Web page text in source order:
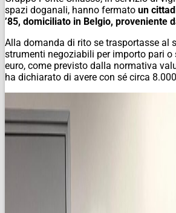
spazi doganali, hanno fermato un
’85, domiciliato in Belgio, proveniente
Alla domanda di rito se trasportasse al
strumenti negoziabili per importo pari o
euro, come previsto dalla normativa
ha dichiarato di avere con sé circa